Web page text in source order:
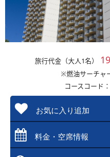
旅行代金（大人1名）
※燃油サーチャ
コースコード
お気に入り追加
料金・空席情報